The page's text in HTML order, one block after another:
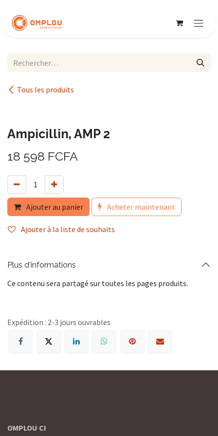
Tous les produits
Ampicillin, AMP 2
18 598 FCFA
Ajouter au panier Acheter maintenant
Ajouter à la liste de souhaits
Plus d'informations
Ce contenu sera partagé sur toutes les pages produits.
Expédition : 2-3 jours ouvrables
OMPLOU CI